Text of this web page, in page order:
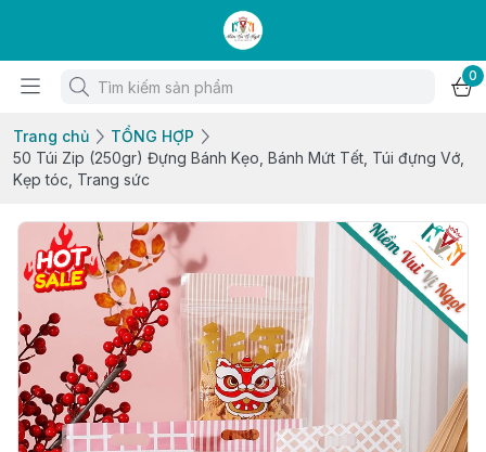
0
Trang chủ
TỔNG HỢP
50 Túi Zip (250gr) Đựng Bánh Kẹo, Bánh Mứt Tết, Túi đựng Vớ,
Kẹp tóc, Trang sức